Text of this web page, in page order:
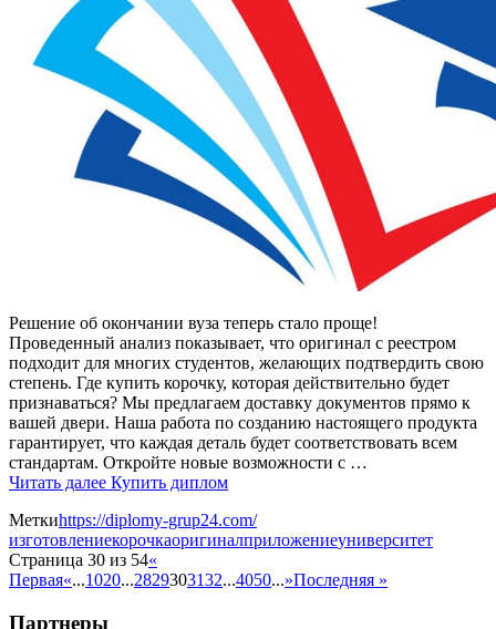
Решение об окончании вуза теперь стало проще!
Проведенный анализ показывает, что оригинал с реестром
подходит для многих студентов, желающих подтвердить свою
степень. Где купить корочку, которая действительно будет
признаваться? Мы предлагаем доставку документов прямо к
вашей двери. Наша работа по созданию настоящего продукта
гарантирует, что каждая деталь будет соответствовать всем
стандартам. Откройте новые возможности с …
Читать далее Купить диплом
Меткиhttps://diplomy-grup24.com/
изготовлениекорочкаоригиналприложениеуниверситет
Страница 30 из 54«
Первая«...1020...2829303132...4050...»Последняя »
Партнеры